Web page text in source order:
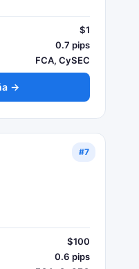
$1
0.7 pips
FCA, CySEC
→
#7
$100
0.6 pips